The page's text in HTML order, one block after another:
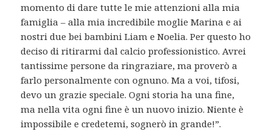
momento di dare tutte le mie attenzioni alla mia
famiglia – alla mia incredibile moglie Marina e ai
nostri due bei bambini Liam e Noelia. Per questo ho
deciso di ritirarmi dal calcio professionistico. Avrei
tantissime persone da ringraziare, ma proverò a
farlo personalmente con ognuno. Ma a voi, tifosi,
devo un grazie speciale. Ogni storia ha una fine,
ma nella vita ogni fine è un nuovo inizio. Niente è
impossibile e credetemi, sognerò in grande!”.